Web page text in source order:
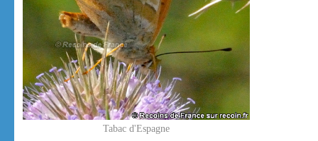
Tabac d'Espagne